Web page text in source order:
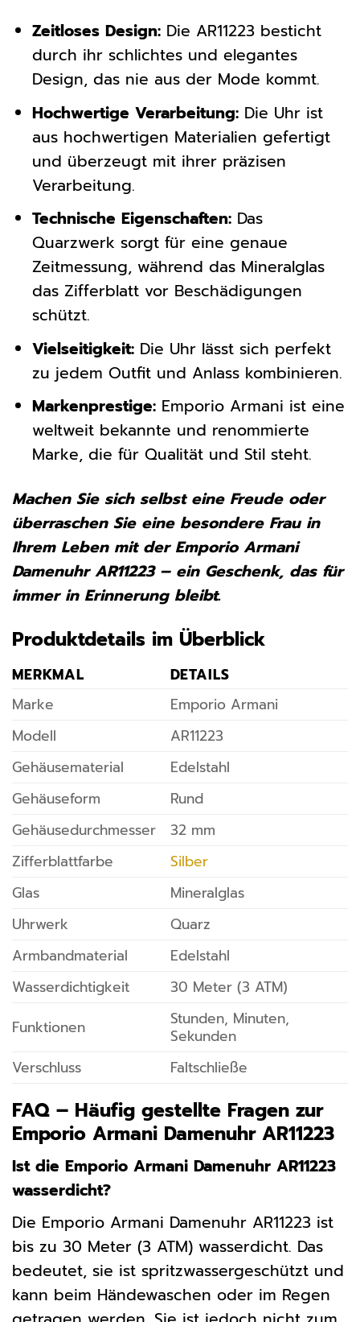
Zeitloses Design:Die AR11223 besticht
durch ihr schlichtes und elegantes
Design, das nie aus der Mode kommt.
Hochwertige Verarbeitung:Die Uhr ist
aus hochwertigen Materialien gefertigt
und überzeugt mit ihrer präzisen
Verarbeitung.
Technische Eigenschaften:Das
Quarzwerk sorgt für eine genaue
Zeitmessung, während das Mineralglas
das Zifferblatt vor Beschädigungen
schützt.
Vielseitigkeit:Die Uhr lässt sich perfekt
zu jedem Outfit und Anlass kombinieren.
Markenprestige:Emporio Armani ist eine
weltweit bekannte und renommierte
Marke, die für Qualität und Stil steht.
Machen Sie sich selbst eine Freude oder
überraschen Sie eine besondere Frau in
Ihrem Leben mit der Emporio Armani
Damenuhr AR11223 – ein Geschenk, das für
immer in Erinnerung bleibt.
Produktdetails im Überblick
MERKMAL
DETAILS
Marke
Emporio Armani
Modell
AR11223
Gehäusematerial
Edelstahl
Gehäuseform
Rund
Gehäusedurchmesser
32 mm
Zifferblattfarbe
Silber
Glas
Mineralglas
Uhrwerk
Quarz
Armbandmaterial
Edelstahl
Wasserdichtigkeit
30 Meter (3 ATM)
Funktionen
Stunden, Minuten,
Sekunden
Verschluss
Faltschließe
FAQ – Häufig gestellte Fragen zur
Emporio Armani Damenuhr AR11223
Ist die Emporio Armani Damenuhr AR11223
wasserdicht?
Die Emporio Armani Damenuhr AR11223 ist
bis zu 30 Meter (3 ATM) wasserdicht. Das
bedeutet, sie ist spritzwassergeschützt und
kann beim Händewaschen oder im Regen